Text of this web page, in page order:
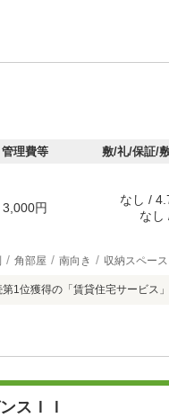
管理費等 敷/礼/保証/
3,000円
なし /
なし
角部屋 南向き 収納スペース
1位獲得の「賃貸住宅サービス」
スＩＩ